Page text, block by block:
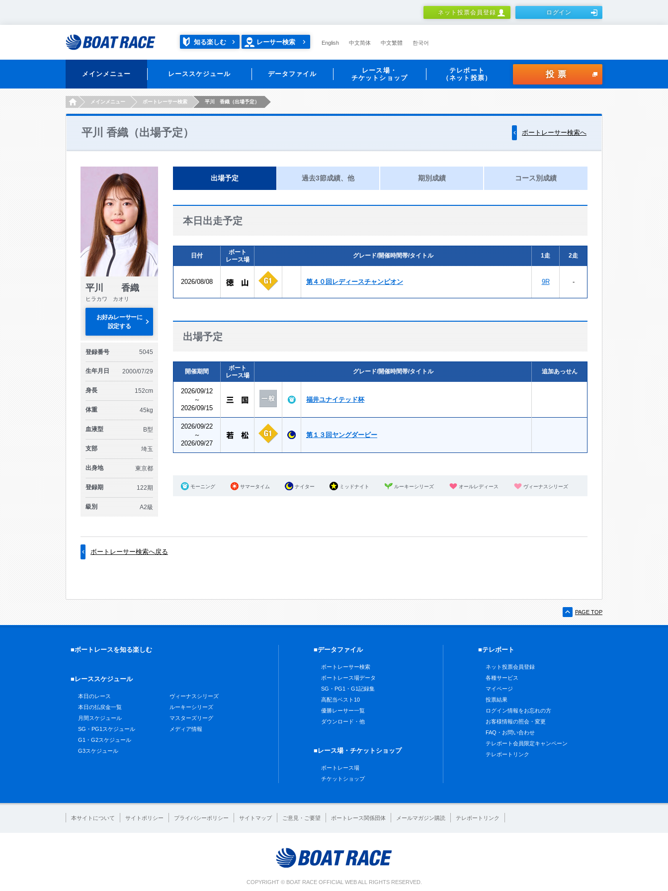
ネット投票会員登録 ログイン
知る楽しむ レーサー検索 English 中文简体 中文繁體 한국어
メインメニュー レーススケジュール データファイル
レース場・
チケットショップ
テレボート
（ネット投票）
投票
HOMEメインメニュー ボートレーサー検索 平川 香織（出場予定）
平川 香織（出場予定） ボートレーサー検索へ
平川 香織
ヒラカワ カオリ
お好みレーサーに
設定する
登録番号 5045
生年月日 2000/07/29
身長 152cm
体重 45kg
血液型 B型
支部 埼玉
出身地 東京都
登録期 122期
級別 A2級
出場予定 過去3節成績、他 期別成績 コース別成績
本日出走予定
日付
ボート
レース場
グレード/開催時間帯/タイトル 1走 2走
2026/08/08 第４０回レディースチャンピオン 9R -
出場予定
開催期間
ボート
レース場
グレード/開催時間帯/タイトル 追加あっせん
2026/09/12
～
2026/09/15
福井ユナイテッド杯
2026/09/22
～
2026/09/27
第１３回ヤングダービー
モーニング サマータイム ナイター ミッドナイト ルーキーシリーズ オールレディース ヴィーナスシリーズ
ボートレーサー検索へ戻る
PAGE TOP
■ボートレースを知る楽しむ
■レーススケジュール
本日のレース
本日の払戻金一覧
月間スケジュール
SG・PG1スケジュール
G1・G2スケジュール
G3スケジュール
ヴィーナスシリーズ
ルーキーシリーズ
マスターズリーグ
メディア情報
■データファイル
ボートレーサー検索
ボートレース場データ
SG・PG1・G1記録集
高配当ベスト10
優勝レーサー一覧
ダウンロード・他
■レース場・チケットショップ
ボートレース場
チケットショップ
■テレボート
ネット投票会員登録
各種サービス
マイページ
投票結果
ログイン情報をお忘れの方
お客様情報の照会・変更
FAQ・お問い合わせ
テレボート会員限定キャンペーン
テレボートリンク
本サイトについて サイトポリシー プライバシーポリシー サイトマップ ご意見・ご要望 ボートレース関係団体 メールマガジン購読 テレボートリンク
COPYRIGHT © BOAT RACE OFFICIAL WEB ALL RIGHTS RESERVED.